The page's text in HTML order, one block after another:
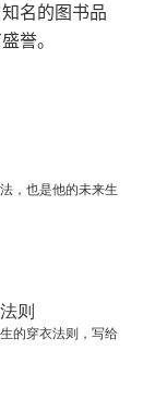
名的图书品
誉。
，也是他的未来生
则
的穿衣法则，写给